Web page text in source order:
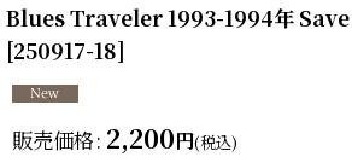
Blues Traveler 1993-1994年
[250917-18]
販売価格: 2,200円(税込)